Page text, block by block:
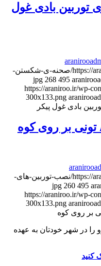
بادی غول
https://araniroo.ir/wp-content/uploads/2019/02/صحنه-ی-شکستن-
268 495
https://araniroo.ir/wp-
300x133.png
بادی غول پیکر
https://araniroo.ir/wp-content/uploads/2019/01/نصب-توربین-های-
260 495
https://araniroo.ir/wp-
300x133.png
را در شهر خودتان به عهده
کنید